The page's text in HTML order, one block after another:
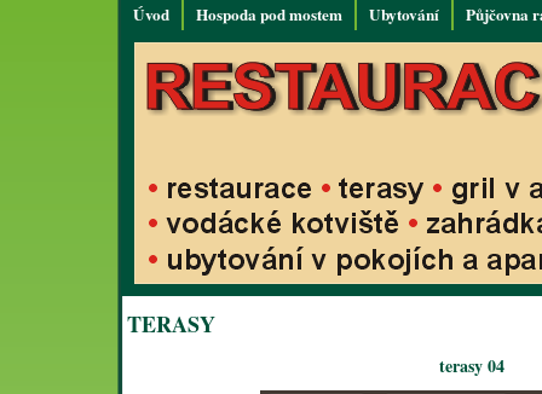
Úvod Hospoda pod mostem Ubytování Půjčovna
TERASY
terasy 04